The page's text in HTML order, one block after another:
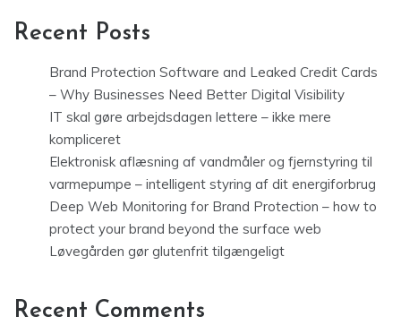
Recent Posts
Brand Protection Software and Leaked Credit Cards
– Why Businesses Need Better Digital Visibility
IT skal gøre arbejdsdagen lettere – ikke mere
kompliceret
Elektronisk aflæsning af vandmåler og fjernstyring til
varmepumpe – intelligent styring af dit energiforbrug
Deep Web Monitoring for Brand Protection – how to
protect your brand beyond the surface web
Løvegården gør glutenfrit tilgængeligt
Recent Comments